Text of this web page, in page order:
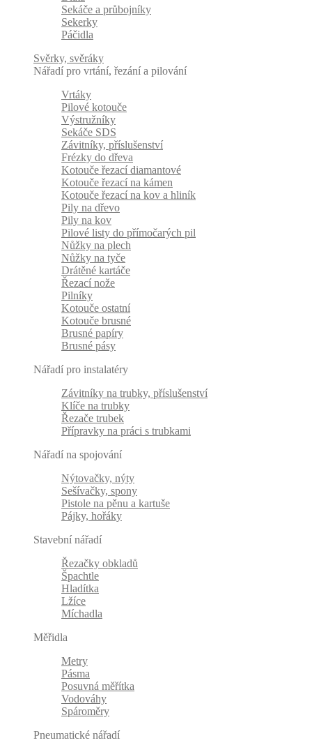
Sekáče a průbojníky
Sekerky
Páčidla
Svěrky, svěráky
Nářadí pro vrtání, řezání a pilování
Vrtáky
Pilové kotouče
Výstružníky
Sekáče SDS
Závitníky, příslušenství
Frézky do dřeva
Kotouče řezací diamantové
Kotouče řezací na kámen
Kotouče řezací na kov a hliník
Pily na dřevo
Pily na kov
Pilové listy do přímočarých pil
Nůžky na plech
Nůžky na tyče
Drátěné kartáče
Řezací nože
Pilníky
Kotouče ostatní
Kotouče brusné
Brusné papíry
Brusné pásy
Nářadí pro instalatéry
Závitníky na trubky, příslušenství
Klíče na trubky
Řezače trubek
Přípravky na práci s trubkami
Nářadí na spojování
Nýtovačky, nýty
Sešívačky, spony
Pistole na pěnu a kartuše
Pájky, hořáky
Stavební nářadí
Řezačky obkladů
Špachtle
Hladítka
Lžíce
Míchadla
Měřidla
Metry
Pásma
Posuvná měřítka
Vodováhy
Spároměry
Pneumatické nářadí